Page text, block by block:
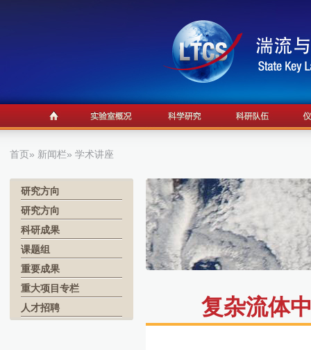
首页» 新闻栏» 学术讲座
研究方向
研究方向
科研成果
课题组
重要成果
重大项目专栏
人才招聘
复杂流体